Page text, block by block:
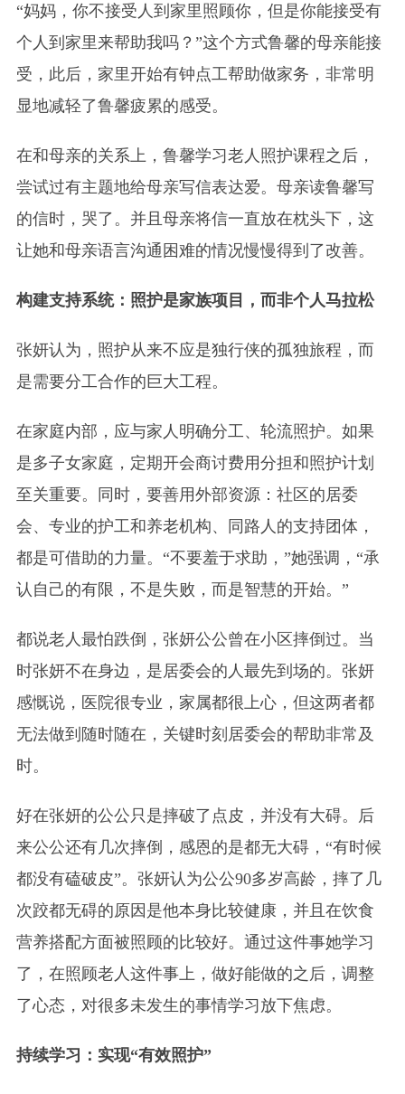
“妈妈，你不接受人到家里照顾你，但是你能接受有
个人到家里来帮助我吗？”这个方式鲁馨的母亲能接
受，此后，家里开始有钟点工帮助做家务，非常明
显地减轻了鲁馨疲累的感受。
在和母亲的关系上，鲁馨学习老人照护课程之后，
尝试过有主题地给母亲写信表达爱。母亲读鲁馨写
的信时，哭了。并且母亲将信一直放在枕头下，这
让她和母亲语言沟通困难的情况慢慢得到了改善。
构建支持系统：照护是家族项目，而非个人马拉松
张妍认为，照护从来不应是独行侠的孤独旅程，而
是需要分工合作的巨大工程。
在家庭内部，应与家人明确分工、轮流照护。如果
是多子女家庭，定期开会商讨费用分担和照护计划
至关重要。同时，要善用外部资源：社区的居委
会、专业的护工和养老机构、同路人的支持团体，
都是可借助的力量。“不要羞于求助，”她强调，“承
认自己的有限，不是失败，而是智慧的开始。”
都说老人最怕跌倒，张妍公公曾在小区摔倒过。当
时张妍不在身边，是居委会的人最先到场的。张妍
感慨说，医院很专业，家属都很上心，但这两者都
无法做到随时随在，关键时刻居委会的帮助非常及
时。
好在张妍的公公只是摔破了点皮，并没有大碍。后
来公公还有几次摔倒，感恩的是都无大碍，“有时候
都没有磕破皮”。张妍认为公公90多岁高龄，摔了几
次跤都无碍的原因是他本身比较健康，并且在饮食
营养搭配方面被照顾的比较好。通过这件事她学习
了，在照顾老人这件事上，做好能做的之后，调整
了心态，对很多未发生的事情学习放下焦虑。
持续学习：实现“有效照护”